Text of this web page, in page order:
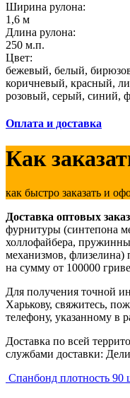
Ширина рулона:
1,6 м
Длина рулона:
250 м.п.
Цвет:
бежевый, белый,
коричневый, красный,
розовый, серый, синий,
Оплата и доставка
Как
как быстро заказать и
Доставка оптовых
фурнитуры (синтепона
холлофайбера,
механизмов, флизелина)
на сумму от 100000
Для получения точной
Харькову, свяжитесь,
телефону, указанному в
Доставка по всей
службами доставки:
Спанбонд плотность 90